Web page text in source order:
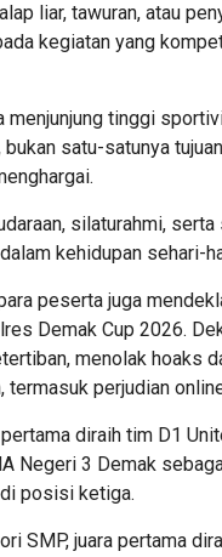
liar, tawuran, atau
kegiatan yang
menjunjung tinggi
bukan satu-satunya
silaturahmi,
kehidupan sehari-
peserta juga
Demak Cup 2026.
menolak hoaks
termasuk perjudian
diraih tim D1
Negeri 3 Demak
posisi ketiga.
SMP, juara pertama